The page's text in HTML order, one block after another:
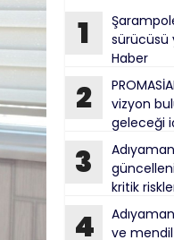
1
sürücüsü
Haber
2
vizyon
geleceği
3
kritik
4
ve